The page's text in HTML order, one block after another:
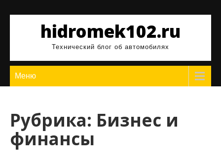
содержимомуhidromek102.ru
Технический блог об автомобилях
Меню
Рубрика: Бизнес и
финансы